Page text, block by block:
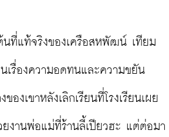
นที่แท้จริงของเครือสหพัฒน์ เทียม
เรื่องความอดทนและความขยัน
องเขาหลังเลิกเรียนที่โรงเรียนเผย
งานพ่อแม่ที่ร้านลี้เปียวฮะ แต่ต่อมา